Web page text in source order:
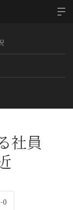
社員
0